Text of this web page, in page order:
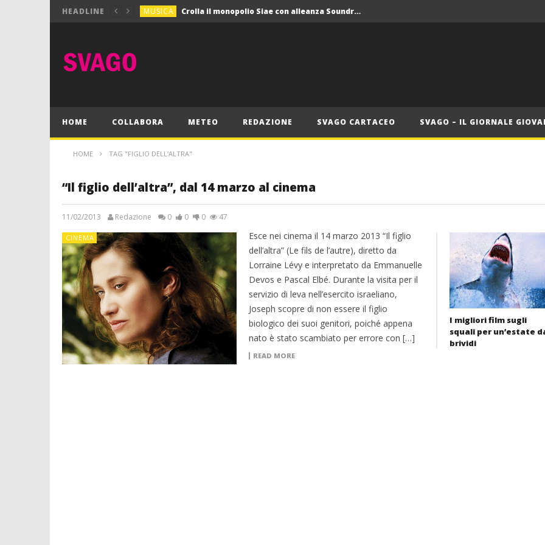
HEADLINE MUSICA Crolla il monopolio Siae con alleanza Soundreef – LEA
MUSICA Crolla il monopolio Siae con alleanza Soundreef – LEA
HOME COLLABORA METEO REDAZIONE SVAGO CARTACEO SVAGO – IL GIORNALE
HOME TAG "FIGLIO DELL’ALTRA"
“Il figlio dell’altra”, dal 14 marzo al cinema
11/02/2013 Redazione 0 0 0 47
CINEMA
Esce nei cinema il 14 marzo 2013 “Il figlio
dell’altra” (Le fils de l’autre), diretto da
Lorraine Lévy e interpretato da Emmanuelle
Devos e Pascal Elbé. Durante la visita per il
servizio di leva nell’esercito israeliano,
Joseph scopre di non essere il figlio
biologico dei suoi genitori, poiché appena
nato è stato scambiato per errore con […]
READ MORE
I migliori film sugli
squali per un’estate
brividi